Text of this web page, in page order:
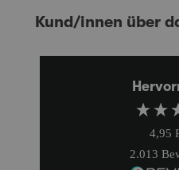
Kund/innen über
4,95
2.013